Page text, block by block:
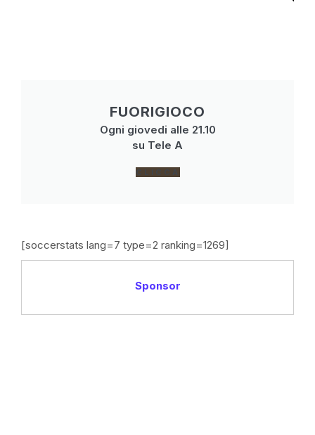
FUORIGIOCO
Ogni giovedi alle 21.10
su Tele A
CLICCA
[soccerstats lang=7 type=2 ranking=1269]
Sponsor